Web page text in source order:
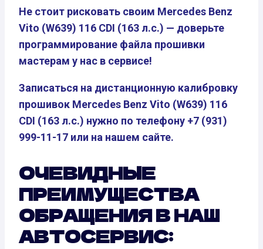
Не стоит рисковать своим Mercedes Benz
Vito (W639) 116 CDI (163 л.с.) — доверьте
программирование файла прошивки
мастерам у нас в сервисе!
Записаться на дистанционную калибровку
прошивок Mercedes Benz Vito (W639) 116
CDI (163 л.с.) нужно по телефону +7 (931)
999-11-17 или на нашем сайте.
ОЧЕВИДНЫЕ
ПРЕИМУЩЕСТВА
ОБРАЩЕНИЯ В НАШ
АВТОСЕРВИС: